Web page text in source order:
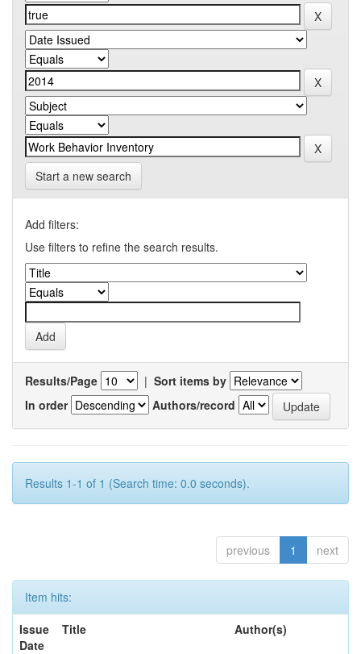
Start a new search
Add filters:
Use filters to refine the search results.
Results/Page | Sort items by
In order
Authors/record
Results 1-1 of 1 (Search time: 0.0 seconds).
previous 1 next
Item hits:
Issue
Date
Title Author(s)